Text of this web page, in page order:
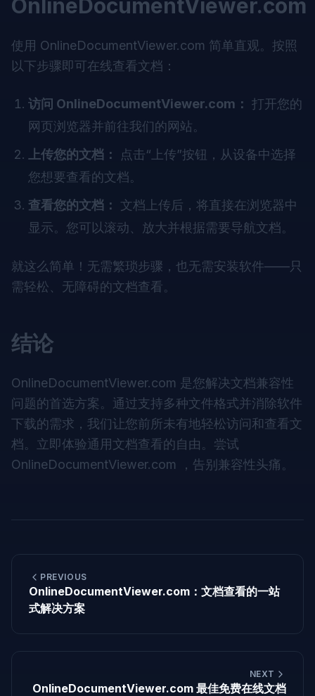
OnlineDocumentViewer.com
使用 OnlineDocumentViewer.com 简单直观。按照
以下步骤即可在线查看文档：
访问 OnlineDocumentViewer.com： 打开您的
网页浏览器并前往我们的网站。
上传您的文档：
点击“上传”按钮，从设备中选择
您想要查看的文档。
查看您的文档：
文档上传后，将直接在浏览器中
显示。您可以滚动、放大并根据需要导航文档。
就这么简单！无需繁琐步骤，也无需安装软件——只
需轻松、无障碍的文档查看。
结论
OnlineDocumentViewer.com 是您解决文档兼容性
问题的首选方案。通过支持多种文件格式并消除软件
下载的需求，我们让您前所未有地轻松访问和查看文
档。立即体验通用文档查看的自由。尝试
OnlineDocumentViewer.com ，告别兼容性头痛。
PREVIOUS
OnlineDocumentViewer.com：文档查看的一站
式解决方案
NEXT
OnlineDocumentViewer.com 最佳免费在线文档